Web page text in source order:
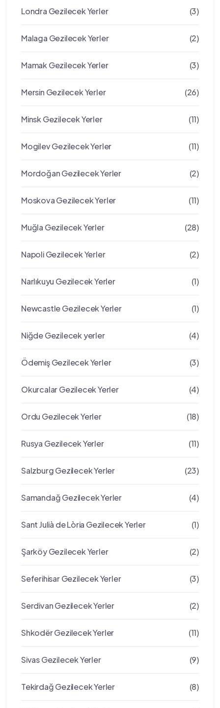
Londra Gezilecek Yerler (3)
Malaga Gezilecek Yerler (2)
Mamak Gezilecek Yerler (3)
Mersin Gezilecek Yerler (26)
Minsk Gezilecek Yerler (11)
Mogilev Gezilecek Yerler (11)
Mordoğan Gezilecek Yerler (2)
Moskova Gezilecek Yerler (11)
Muğla Gezilecek Yerler (28)
Napoli Gezilecek Yerler (2)
Narlıkuyu Gezilecek Yerler (1)
Newcastle Gezilecek Yerler (1)
Niğde Gezilecek yerler (4)
Ödemiş Gezilecek Yerler (3)
Okurcalar Gezilecek Yerler (4)
Ordu Gezilecek Yerler (18)
Rusya Gezilecek Yerler (11)
Salzburg Gezilecek Yerler (23)
Samandağ Gezilecek Yerler (4)
Sant Julià de Lòria Gezilecek Yerler (1)
Şarköy Gezilecek Yerler (2)
Seferihisar Gezilecek Yerler (3)
Serdivan Gezilecek Yerler (2)
Shkodër Gezilecek Yerler (11)
Sivas Gezilecek Yerler (9)
Tekirdağ Gezilecek Yerler (8)